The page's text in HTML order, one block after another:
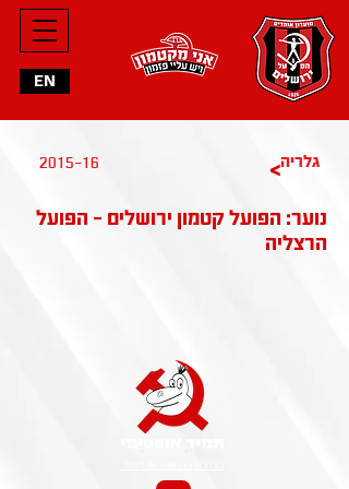
EN
2015-16 >גלריה
נוער: הפועל קטמון ירושלים - הפועל
הרצליה